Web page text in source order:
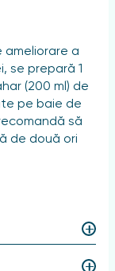
ameliorare a
se prepară 1
(200 ml) de
pe baie de
să
de două ori
recomandă
pentru